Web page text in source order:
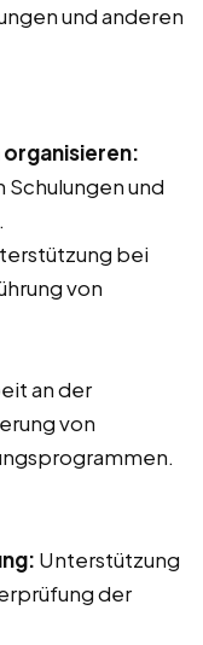
und anderen
Schulungen und
bei
von
an der
von
Unterstützung
der